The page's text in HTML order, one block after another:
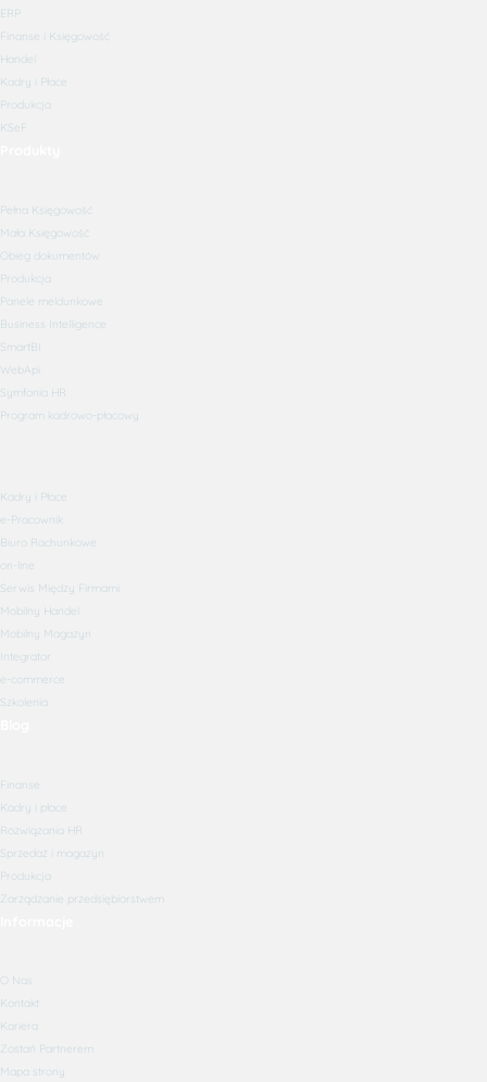
ERP
Finanse i Księgowość
Handel
Kadry i Płace
Produkcja
KSeF
Pełna Księgowość
Mała Księgowość
Obieg dokumentów
Produkcja
Panele meldunkowe
Business Intelligence
SmartBI
WebApi
Symfonia HR
Program kadrowo-płacowy
Kadry i Płace
e-Pracownik
Biuro Rachunkowe
on-line
Serwis Między Firmami
Mobilny Handel
Mobilny Magazyn
Integrator
e-commerce
Szkolenia
Finanse
Kadry i płace
Rozwiązania HR
Sprzedaż i magazyn
Produkcja
Zarządzanie przedsiębiorstwem
O Nas
Kontakt
Kariera
Zostań Partnerem
Mapa strony